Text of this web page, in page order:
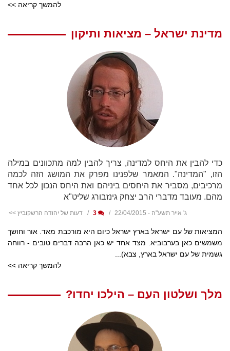
להמשך קריאה >>
מדינת ישראל – מציאות ותיקון
כדי להבין את היחס למדינה, צריך להבין למה מתכוונים במילה
הזו, "המדינה". המאמר שלפנינו מפרק את המושג הזה לכמה
מרכיבים, מסביר את היחסים ביניהם ואת היחס הנכון לכל אחד
מהם. מעובד מדברי הרב יצחק גינזבורג שליט"א
ג' אייר תשע"ה - 22/04/2015 דעות של יהודה הרשקוביץ >>
המציאות של עם ישראל בארץ ישראל כיום היא מורכבת מאד. אור וחושך
משמשים כאן בערבוביא. מצד אחד יש כאן הרבה דברים טובים - רווחה
גשמית של עם ישראל בארץ, צבא)...
להמשך קריאה >>
מלך ושלטון העם – הילכו יחדו?